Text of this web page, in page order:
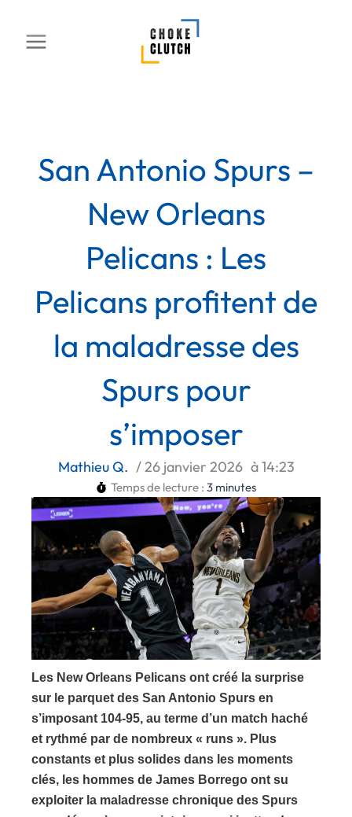
contenu
San Antonio Spurs –
New Orleans
Pelicans : Les
Pelicans profitent de
la maladresse des
Spurs pour
s’imposer
Mathieu Q. /26 janvier 2026 à14:23
Temps de lecture : 3 minutes
Les New Orleans Pelicans ont créé la surprise
sur le parquet des San Antonio Spurs en
s’imposant 104-95, au terme d’un match haché
et rythmé par de nombreux « runs ». Plus
constants et plus solides dans les moments
clés, les hommes de James Borrego ont su
exploiter la maladresse chronique des Spurs